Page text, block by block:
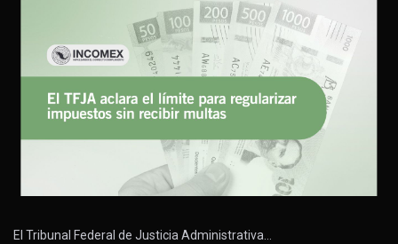
El Tribunal Federal de Justicia Administrativa…